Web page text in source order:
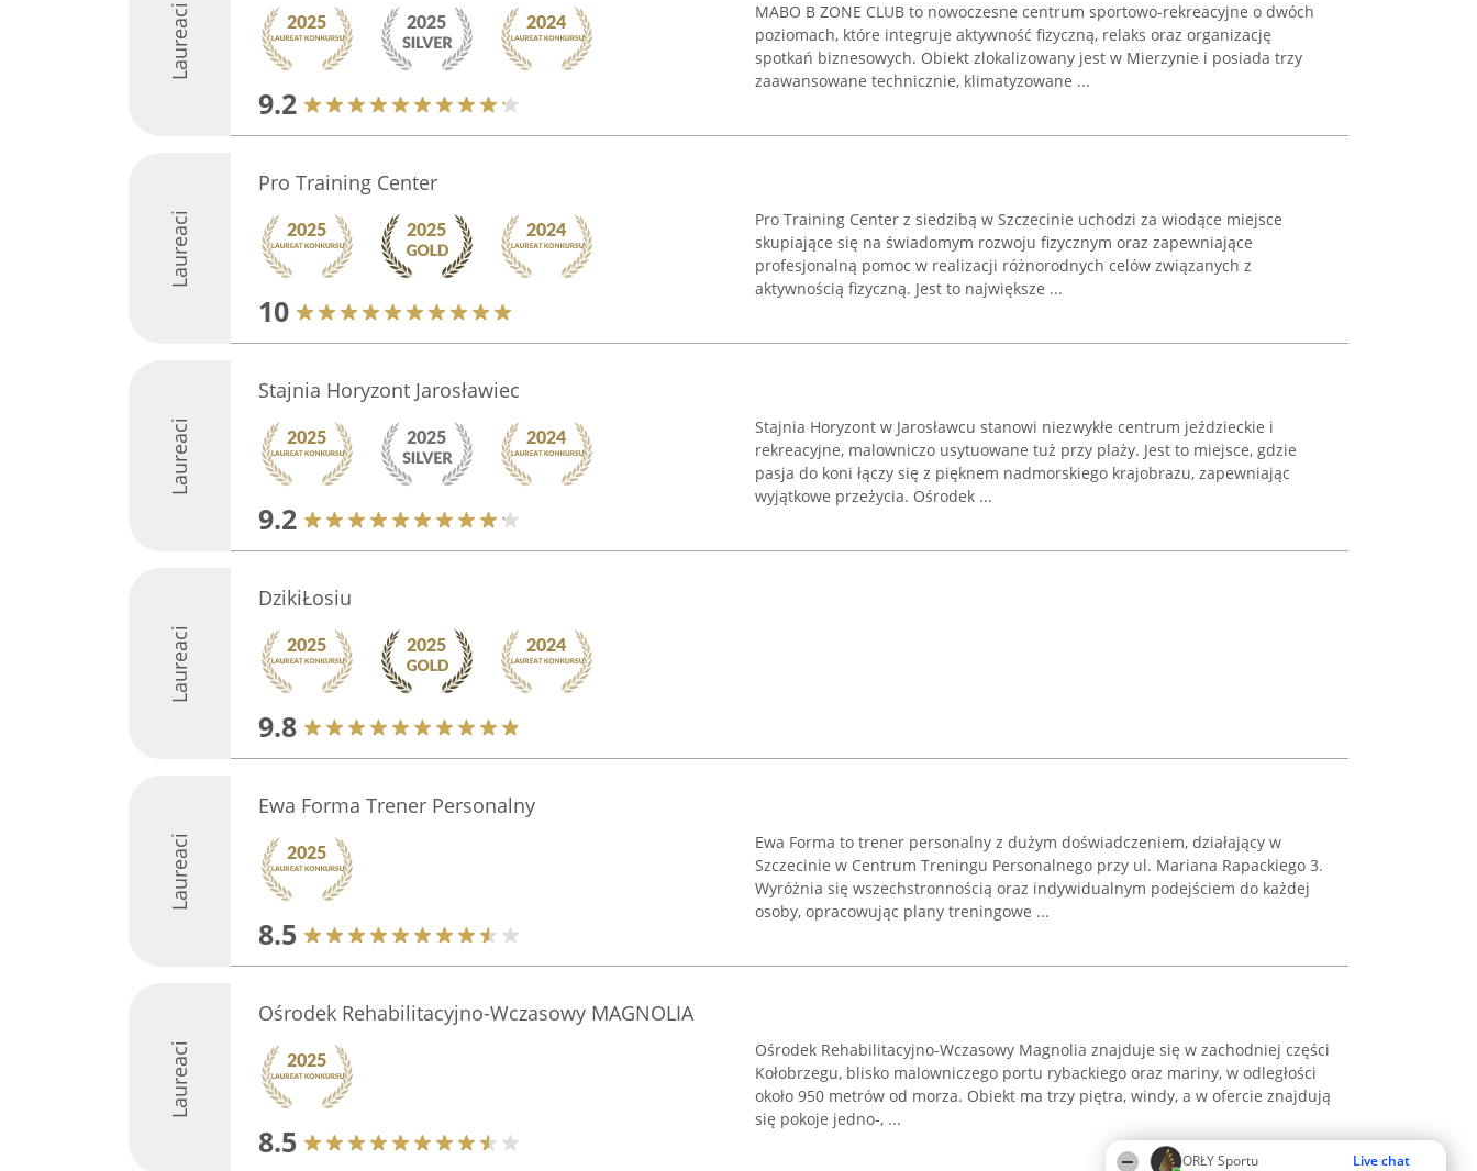
ORŁY Sportu Live chat
Laureaci
9.2
MABO B ZONE CLUB to nowoczesne centrum sportowo-rekreacyjne o dwóch
poziomach, które integruje aktywność fizyczną, relaks oraz organizację
spotkań biznesowych. Obiekt zlokalizowany jest w Mierzynie i posiada trzy
zaawansowane technicznie, klimatyzowane ...
Laureaci
Pro Training Center
10
Pro Training Center z siedzibą w Szczecinie uchodzi za wiodące miejsce
skupiające się na świadomym rozwoju fizycznym oraz zapewniające
profesjonalną pomoc w realizacji różnorodnych celów związanych z
aktywnością fizyczną. Jest to największe ...
Laureaci
Stajnia Horyzont Jarosławiec
9.2
Stajnia Horyzont w Jarosławcu stanowi niezwykłe centrum jeździeckie i
rekreacyjne, malowniczo usytuowane tuż przy plaży. Jest to miejsce, gdzie
pasja do koni łączy się z pięknem nadmorskiego krajobrazu, zapewniając
wyjątkowe przeżycia. Ośrodek ...
Laureaci
DzikiŁosiu
9.8
Laureaci
Ewa Forma Trener Personalny
8.5
Ewa Forma to trener personalny z dużym doświadczeniem, działający w
Szczecinie w Centrum Treningu Personalnego przy ul. Mariana Rapackiego 3.
Wyróżnia się wszechstronnością oraz indywidualnym podejściem do każdej
osoby, opracowując plany treningowe ...
Laureaci
Ośrodek Rehabilitacyjno-Wczasowy MAGNOLIA
8.5
Ośrodek Rehabilitacyjno-Wczasowy Magnolia znajduje się w zachodniej części
Kołobrzegu, blisko malowniczego portu rybackiego oraz mariny, w odległości
około 950 metrów od morza. Obiekt ma trzy piętra, windy, a w ofercie znajdują
się pokoje jedno-, ...